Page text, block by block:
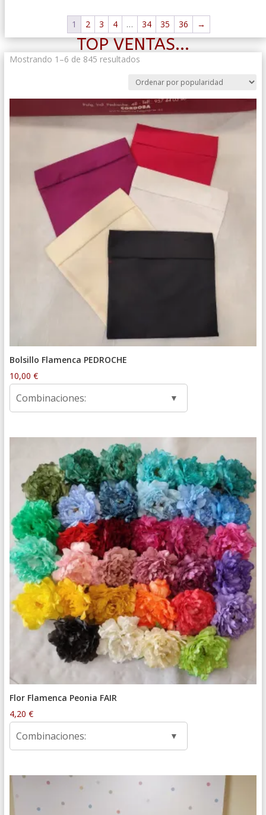
1 2 3 4 … 34 35 36 →
TOP VENTAS...
Mostrando 1–6 de 845 resultadosOrdenado
popularidad
Bolsillo Flamenca PEDROCHE
10,00 €
Combinaciones:
Flor Flamenca Peonia FAIR
4,20 €
Combinaciones: